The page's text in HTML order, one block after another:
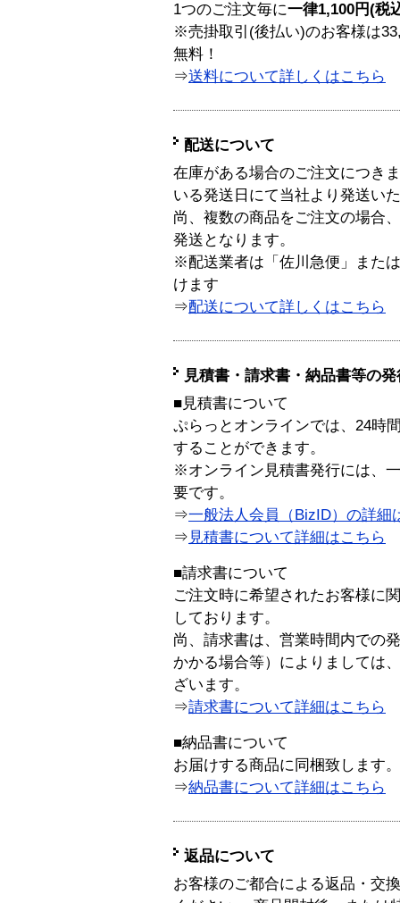
1つのご注文毎に一律1,100円(税
※売掛取引(後払い)のお客様は
無料！
⇒送料について詳しくはこちら
配送について
在庫がある場合のご注文につき
いる発送日にて当社より発送い
尚、複数の商品をご注文の場合
発送となります。
※配送業者は「佐川急便」また
けます
⇒配送について詳しくはこちら
見積書・請求書・納品書等の
■見積書について
ぷらっとオンラインでは、24時
することができます。
※オンライン見積書発行には、
要です。
⇒一般法人会員（BizID）の詳細
⇒ 見積書について詳細はこちら
■請求書について
ご注文時に希望されたお客様に
しております。
尚、請求書は、営業時間内での
かかる場合等）によりましては
ざいます。
⇒請求書について詳細はこちら
■納品書について
お届けする商品に同梱致します。
⇒納品書について詳細はこちら
返品について
お客様のご都合による返品・交